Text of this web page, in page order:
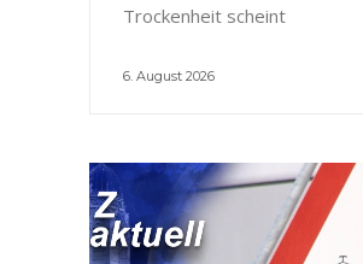
Trockenheit scheint
6. August 2026